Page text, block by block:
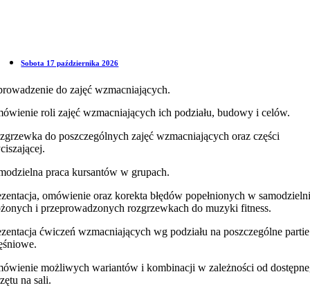
Sobota 17 października 2026
do zajęć wzmacniających.
roli zajęć wzmacniających ich podziału, budowy i celów.
do poszczególnych zajęć wzmacniających oraz części
praca kursantów w grupach.
omówienie oraz korekta błędów popełnionych w
i przeprowadzonych rozgrzewkach do muzyki fitness.
ćwiczeń wzmacniających wg podziału na poszczególne partie
możliwych wariantów i kombinacji w zależności od
na sali.